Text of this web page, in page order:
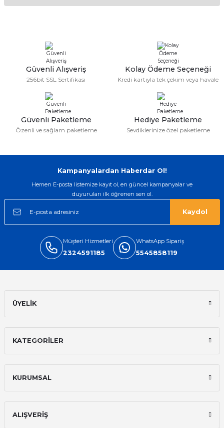
kullanarak tarafımıza iletebilirsiniz.
Ürün resmi kalitesiz, bozuk veya görüntülenemiyor.
Ürün açıklamasında eksik bilgiler bulunuyor.
Ürün bilgilerinde hatalar bulunuyor.
Ürün fiyatı diğer sitelerden daha pahalı.
Bu ürüne benzer farklı alternatifler olmalı.
Deneyimini Paylaş
Güvenli Alışveriş
256bit SSL Sertifikası
Kolay Ödeme Seçeneği
Kredi kartıyla tek çekim veya havale
Güvenli Paketleme
Özenli ve sağlam paketleme
Hediye Paketleme
Sevdiklerinize özel paketleme
Kampanyalardan Haberdar Ol!
Hemen E-posta listemize kayıt ol, en güncel kampanyalar ve
duyuruları ilk öğrenen sen ol.
Kaydol
Müşteri Hizmetleri
2324591185
WhatsApp Sipariş
5545858119
ÜYELİK
KATEGORİLER
KURUMSAL
ALIŞVERİŞ